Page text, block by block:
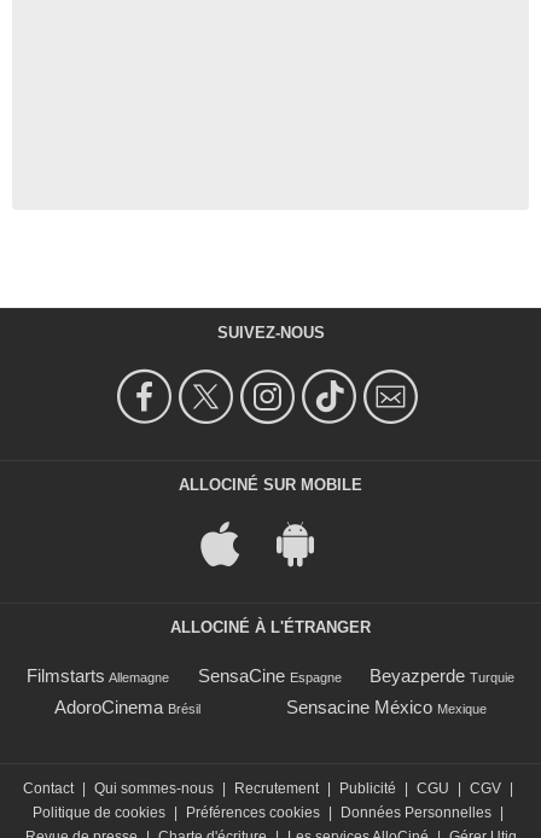
SUIVEZ-NOUS
ALLOCINÉ SUR MOBILE
ALLOCINÉ À L'ÉTRANGER
Filmstarts Allemagne SensaCine Espagne Beyazperde Turquie
AdoroCinema Brésil Sensacine México Mexique
Contact | Qui sommes-nous | Recrutement | Publicité | CGU | CGV |
Politique de cookies | Préférences cookies | Données Personnelles |